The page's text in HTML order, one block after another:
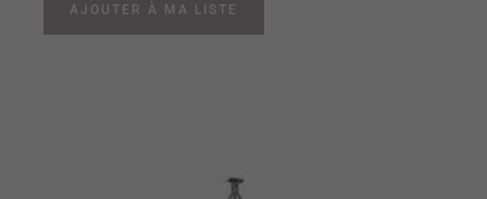
AJOUTER À MA LISTE